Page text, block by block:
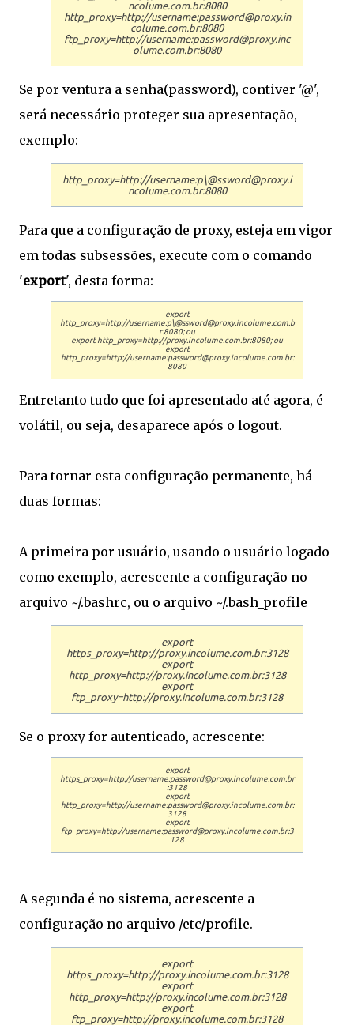
ncolume.com.br:8080
http_proxy=http://username:password@proxy.in
colume.com.br:8080
ftp_proxy=http://username:password@proxy.inc
olume.com.br:8080
Se por ventura a senha(password), contiver '@',
será necessário proteger sua apresentação,
exemplo:
http_proxy=http://username:p\@ssword@proxy.i
ncolume.com.br:8080
Para que a configuração de proxy, esteja em vigor
em todas subsessões, execute com o comando
'export', desta forma:
export
http_proxy=http://username:p\@ssword@proxy.incolume.com.b
r:8080; ou
export http_proxy=http://proxy.incolume.com.br:8080; ou
export
http_proxy=http://username:password@proxy.incolume.com.br:
8080
Entretanto tudo que foi apresentado até agora, é
volátil, ou seja, desaparece após o logout.
Para tornar esta configuração permanente, há
duas formas:
A primeira por usuário, usando o usuário logado
como exemplo, acrescente a configuração no
arquivo ~/.bashrc, ou o arquivo ~/.bash_profile
export
https_proxy=http://proxy.incolume.com.br:3128
export
http_proxy=http://proxy.incolume.com.br:3128
export
ftp_proxy=http://proxy.incolume.com.br:3128
Se o proxy for autenticado, acrescente:
export
https_proxy=http://username:password@proxy.incolume.com.br
:3128
export
http_proxy=http://username:password@proxy.incolume.com.br:
3128
export
ftp_proxy=http://username:password@proxy.incolume.com.br:3
128
A segunda é no sistema, acrescente a
configuração no arquivo /etc/profile.
export
https_proxy=http://proxy.incolume.com.br:3128
export
http_proxy=http://proxy.incolume.com.br:3128
export
ftp_proxy=http://proxy.incolume.com.br:3128